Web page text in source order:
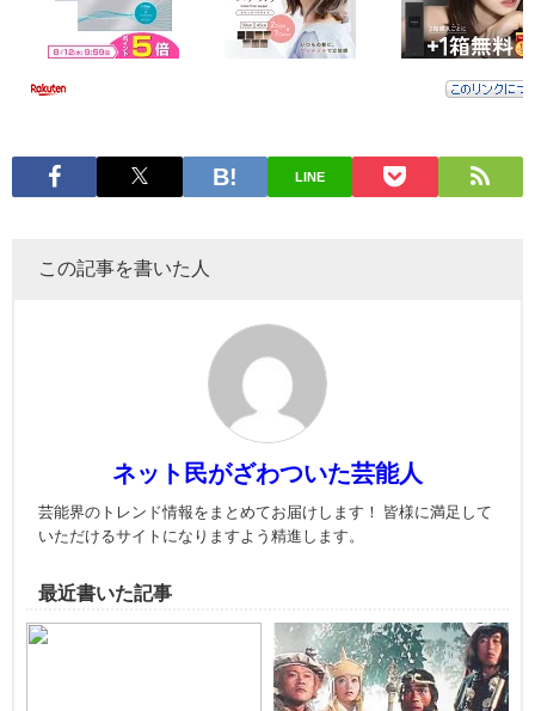
LINE
この記事を書いた人
ネット民がざわついた芸能人
芸能界のトレンド情報をまとめてお届けします！ 皆様に満足して
いただけるサイトになりますよう精進します。
最近書いた記事